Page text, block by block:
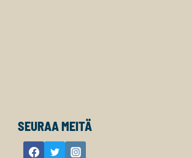
SEURAA MEITÄ